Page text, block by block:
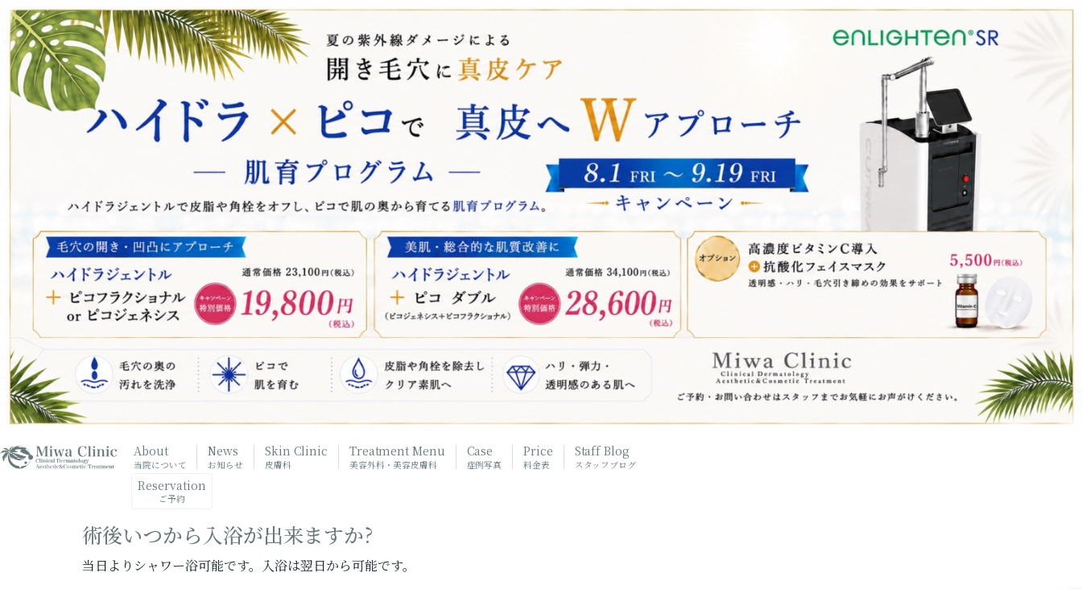
About
当院について
News
お知らせ
Skin Clinic
皮膚科
Treatment Menu
美容外科・美容皮膚科
Case
症例写真
Price
料金表
Staff Blog
スタッフブログ
Reservation
ご予約
術後いつから入浴が出来ますか?
当日よりシャワー浴可能です。入浴は翌日から可能です。